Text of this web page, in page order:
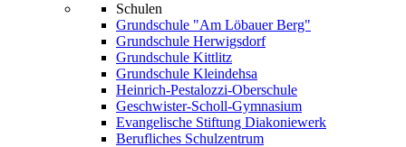
Schulen
Grundschule "Am Löbauer Berg"
Grundschule Herwigsdorf
Grundschule Kittlitz
Grundschule Kleindehsa
Heinrich-Pestalozzi-Oberschule
Geschwister-Scholl-Gymnasium
Evangelische Stiftung Diakoniewerk
Berufliches Schulzentrum